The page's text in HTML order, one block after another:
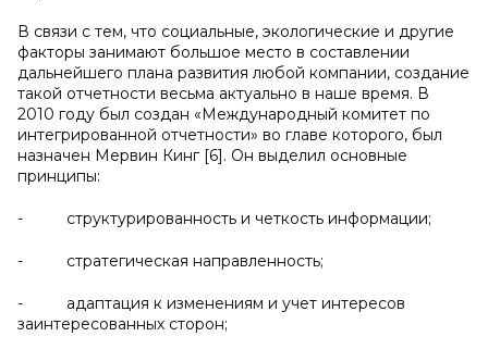
В связи с тем, что социальные, экологические и другие
факторы занимают большое место в составлении
дальнейшего плана развития любой компании, создание
такой отчетности весьма актуально в наше время. В
2010 году был создан «Международный комитет по
интегрированной отчетности» во главе которого, был
назначен Мервин Кинг [6]. Он выделил основные
принципы:
- структурированность и четкость информации;
- стратегическая направленность;
- адаптация к изменениям и учет интересов
заинтересованных сторон;